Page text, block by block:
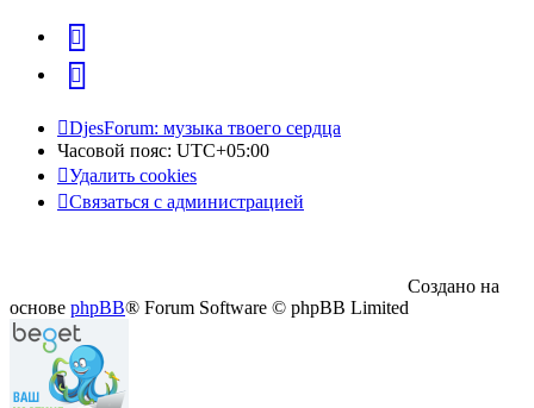
vk
Telegram
DjesForum: музыка твоего сердца
Часовой пояс: UTC+05:00
Удалить cookies
Связаться с администрацией
Создано на
основе phpBB® Forum Software © phpBB Limited